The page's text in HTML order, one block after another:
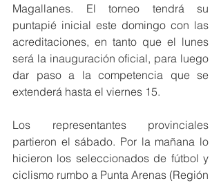
Magallanes. El torneo tendrá su
puntapié inicial este domingo con las
acreditaciones, en tanto que el lunes
será la inauguración oficial, para luego
dar paso a la competencia que se
extenderá hasta el viernes 15.
Los representantes provinciales
partieron el sábado. Por la mañana lo
hicieron los seleccionados de fútbol y
ciclismo rumbo a Punta Arenas (Región